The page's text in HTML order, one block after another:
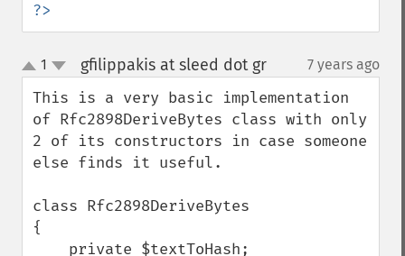
?>
up
down
1 gfilippakis at sleed dot gr¶ 7 years ago
This is a very basic implementation
of Rfc2898DeriveBytes class with only
2 of its constructors in case someone
else finds it useful.
class Rfc2898DeriveBytes
{